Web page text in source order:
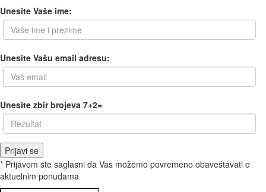
Unesite Vaše ime:
Unesite Vašu email adresu:
Unesite zbir brojeva 7+2=
* Prijavom ste saglasni da Vas možemo povremeno obaveštavati o
aktuelnim ponudama